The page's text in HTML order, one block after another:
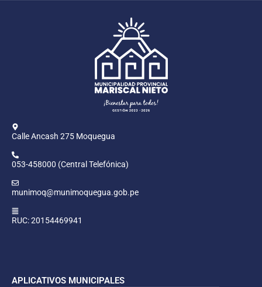
Calle Ancash 275 Moquegua
053-458000 (Central Telefónica)
munimoq@munimoquegua.gob.pe
RUC: 20154469941
APLICATIVOS MUNICIPALES